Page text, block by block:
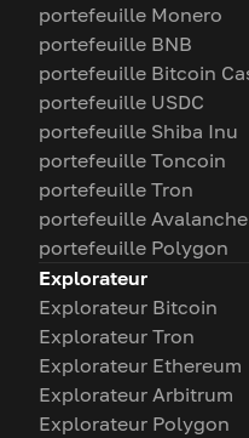
portefeuille Monero
portefeuille BNB
portefeuille Bitcoin
portefeuille USDC
portefeuille Shiba Inu
portefeuille Toncoin
portefeuille Tron
portefeuille Avalanche
portefeuille Polygon
Explorateur
Explorateur Bitcoin
Explorateur Tron
Explorateur Ethereum
Explorateur Arbitrum
Explorateur Polygon